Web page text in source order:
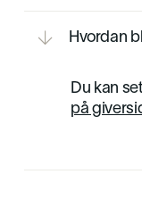

Hvordan
Du kan
på